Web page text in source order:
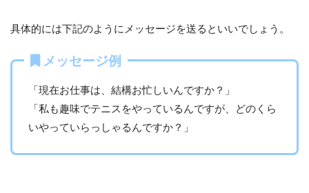
具体的には下記のようにメッセージを送るといいでしょう。
メッセージ例
「現在お仕事は、結構お忙しいんですか？」
「私も趣味でテニスをやっているんですが、どのくら
いやっていらっしゃるんですか？」